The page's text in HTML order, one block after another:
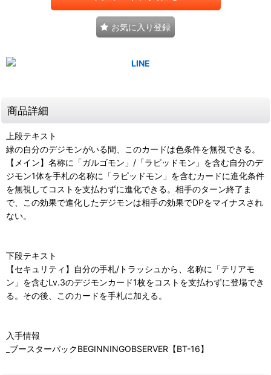
お気に入り登録
商品詳細
上段テキスト
緑の自分のデジモンがいる間、このカードは色条件を無視できる。
【メイン】名称に「ガルゴモン」/「ラピッドモン」を含む自分のデ
ジモン1体を手札の名称に「ラピッドモン」を含むカードに進化条件
を無視してコストを支払わずに進化できる。相手のターン終了ま
で、この効果で進化したデジモンは相手の効果でDPをマイナスされ
ない。
下段テキスト
【セキュリティ】自分の手札/トラッシュから、名称に「テリアモ
ン」を含むLv.3のデジモンカード1枚をコストを支払わずに登場でき
る。その後、このカードを手札に加える。
入手情報
_ブースターパックBEGINNINGOBSERVER【BT-16】